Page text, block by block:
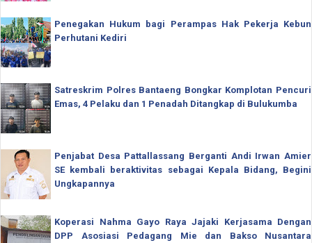
Penegakan Hukum bagi Perampas Hak Pekerja Kebun
Perhutani Kediri
Satreskrim Polres Bantaeng Bongkar Komplotan Pencuri
Emas, 4 Pelaku dan 1 Penadah Ditangkap di Bulukumba
Penjabat Desa Pattallassang Berganti Andi Irwan Amier
SE kembali beraktivitas sebagai Kepala Bidang, Begini
Ungkapannya
Koperasi Nahma Gayo Raya Jajaki Kerjasama Dengan
DPP Asosiasi Pedagang Mie dan Bakso Nusantara